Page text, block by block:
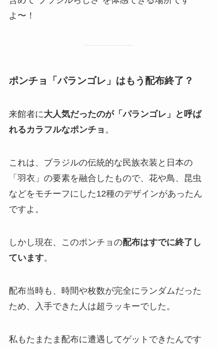
よ〜！
ポンチョ「パランゴレ」はもう配布終了？
来館者に大人気だったのが「パランゴレ」と呼ば
れるカラフルなポンチョ 。
これは、ブラジルの伝統的な民族衣装と日本の
「羽衣」の要素を融合したもので、花や鳥、昆虫
などをモチーフにした12種のデザインがあったん
ですよ。
しかし現在、このポンチョの配布はすでに終了し
ています。
配布当時も、時間や枚数が完全にランダムだった
ため、入手できた人は超ラッキーでした。
私もたまたま配布に遭遇してゲットできたんです